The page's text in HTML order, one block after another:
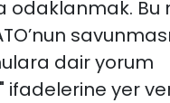
odaklanmak. Bu
dair yorum
ifadelerine yer